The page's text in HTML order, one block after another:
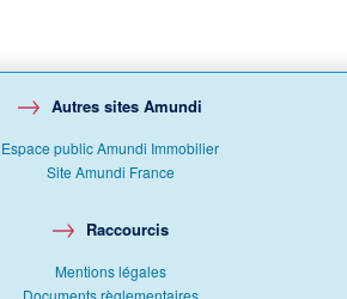
Autres sites Amundi
Espace public Amundi Immobilier
Site Amundi France
Raccourcis
Mentions légales
Documents règlementaires